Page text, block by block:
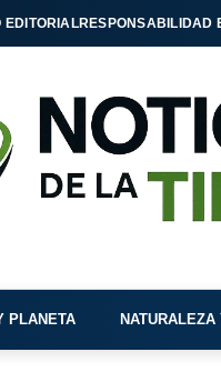
EDITORIALRESPONSABILIDAD
PLANETA